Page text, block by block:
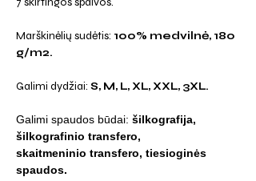
Marškinėlių sudėtis: 100% medvilnė, 180
g/m2.
Galimi dydžiai: S, M, L, XL, XXL, 3XL.
Galimi spaudos būdai: šilkografija,
šilkografinio transfero,
skaitmeninio transfero, tiesioginės
spaudos.